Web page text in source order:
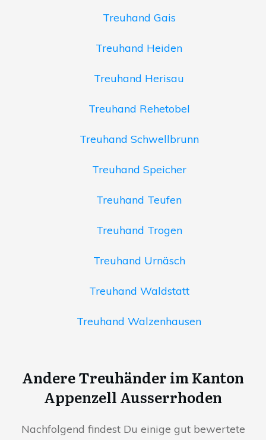
Treuhand Gais
Treuhand Heiden
Treuhand Herisau
Treuhand Rehetobel
Treuhand Schwellbrunn
Treuhand Speicher
Treuhand Teufen
Treuhand Trogen
Treuhand Urnäsch
Treuhand Waldstatt
Treuhand Walzenhausen
Andere Treuhänder im Kanton
Appenzell Ausserrhoden
Nachfolgend findest Du einige gut bewertete